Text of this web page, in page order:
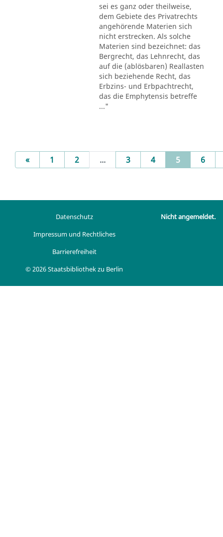
sei es ganz oder theilweise,
dem Gebiete des Privatrechts
angehörende Materien sich
nicht erstrecken. Als solche
Materien sind bezeichnet: das
Bergrecht, das Lehnrecht, das
auf die (ablösbaren) Reallasten
sich beziehende Recht, das
Erbzins- und Erbpachtrecht,
das die Emphytensis betreffe
..."
«Previous
1 2 ... 3 4 5(current)
6
Datenschutz
Impressum und Rechtliches
Barrierefreiheit
© 2026 Staatsbibliothek zu Berlin
Nicht angemeldet.